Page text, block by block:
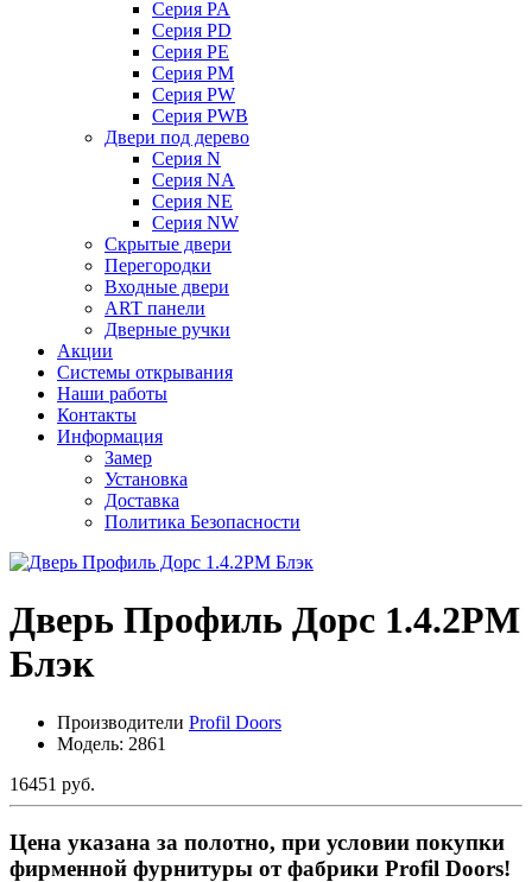
Серия PA
Серия PD
Серия PE
Серия PM
Серия PW
Серия PWB
Двери под дерево
Серия N
Серия NA
Серия NE
Серия NW
Скрытые двери
Перегородки
Входные двери
ART панели
Дверные ручки
Акции
Системы открывания
Наши работы
Контакты
Информация
Замер
Установка
Доставка
Политика Безопасности
Дверь Профиль Дорс 1.4.2PM
Блэк
Производители Profil Doors
Модель: 2861
16451 руб.
Цена указана за полотно, при условии покупки
фирменной фурнитуры от фабрики Profil Doors!